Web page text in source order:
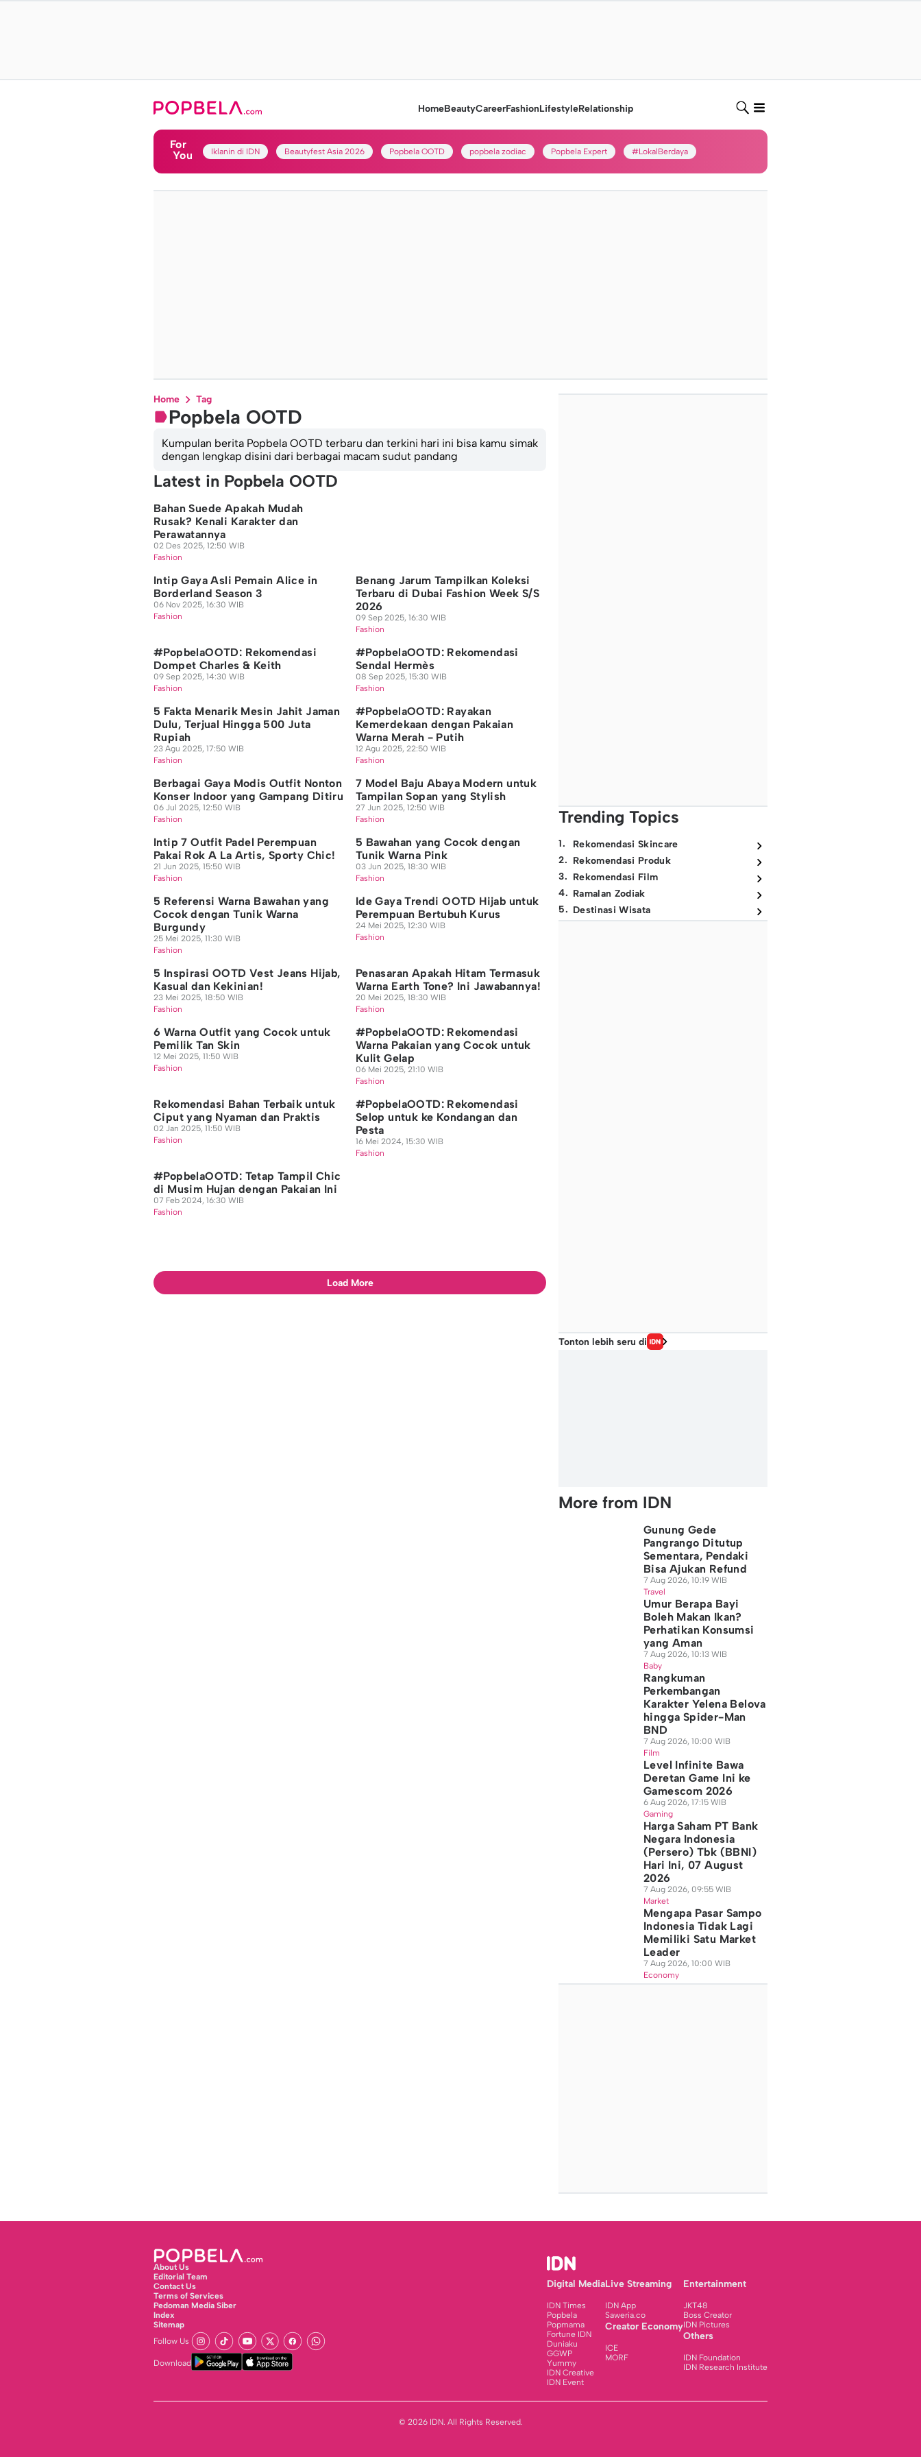
HomeBeautyCareerFashionLifestyleRelationship
For
You
Iklanin di IDN Beautyfest Asia 2026 Popbela OOTD popbela zodiac Popbela Expert #LokalBerdaya
Home Tag
Popbela OOTD
Kumpulan berita Popbela OOTD terbaru dan terkini hari ini bisa kamu simak
dengan lengkap disini dari berbagai macam sudut pandang
Latest in Popbela OOTD
Bahan Suede Apakah Mudah
Rusak? Kenali Karakter dan
Perawatannya
02 Des 2025, 12:50 WIB
Fashion
Intip Gaya Asli Pemain Alice in
Borderland Season 3
06 Nov 2025, 16:30 WIB
Fashion
Benang Jarum Tampilkan Koleksi
Terbaru di Dubai Fashion Week S/S
2026
09 Sep 2025, 16:30 WIB
Fashion
#PopbelaOOTD: Rekomendasi
Dompet Charles & Keith
09 Sep 2025, 14:30 WIB
Fashion
#PopbelaOOTD: Rekomendasi
Sendal Hermès
08 Sep 2025, 15:30 WIB
Fashion
5 Fakta Menarik Mesin Jahit Jaman
Dulu, Terjual Hingga 500 Juta
Rupiah
23 Agu 2025, 17:50 WIB
Fashion
#PopbelaOOTD: Rayakan
Kemerdekaan dengan Pakaian
Warna Merah - Putih
12 Agu 2025, 22:50 WIB
Fashion
Berbagai Gaya Modis Outfit Nonton
Konser Indoor yang Gampang Ditiru
06 Jul 2025, 12:50 WIB
Fashion
7 Model Baju Abaya Modern untuk
Tampilan Sopan yang Stylish
27 Jun 2025, 12:50 WIB
Fashion
Intip 7 Outfit Padel Perempuan
Pakai Rok A La Artis, Sporty Chic!
21 Jun 2025, 15:50 WIB
Fashion
5 Bawahan yang Cocok dengan
Tunik Warna Pink
03 Jun 2025, 18:30 WIB
Fashion
5 Referensi Warna Bawahan yang
Cocok dengan Tunik Warna
Burgundy
25 Mei 2025, 11:30 WIB
Fashion
Ide Gaya Trendi OOTD Hijab untuk
Perempuan Bertubuh Kurus
24 Mei 2025, 12:30 WIB
Fashion
5 Inspirasi OOTD Vest Jeans Hijab,
Kasual dan Kekinian!
23 Mei 2025, 18:50 WIB
Fashion
Penasaran Apakah Hitam Termasuk
Warna Earth Tone? Ini Jawabannya!
20 Mei 2025, 18:30 WIB
Fashion
6 Warna Outfit yang Cocok untuk
Pemilik Tan Skin
12 Mei 2025, 11:50 WIB
Fashion
#PopbelaOOTD: Rekomendasi
Warna Pakaian yang Cocok untuk
Kulit Gelap
06 Mei 2025, 21:10 WIB
Fashion
Rekomendasi Bahan Terbaik untuk
Ciput yang Nyaman dan Praktis
02 Jan 2025, 11:50 WIB
Fashion
#PopbelaOOTD: Rekomendasi
Selop untuk ke Kondangan dan
Pesta
16 Mei 2024, 15:30 WIB
Fashion
#PopbelaOOTD: Tetap Tampil Chic
di Musim Hujan dengan Pakaian Ini
07 Feb 2024, 16:30 WIB
Fashion
Load More
Trending Topics
1.
Rekomendasi Skincare
2. Rekomendasi Produk
3. Rekomendasi Film
4. Ramalan Zodiak
5. Destinasi Wisata
Tonton lebih seru di
More from IDN
Gunung Gede
Pangrango Ditutup
Sementara, Pendaki
Bisa Ajukan Refund
7 Aug 2026, 10:19 WIB
Travel
Umur Berapa Bayi
Boleh Makan Ikan?
Perhatikan Konsumsi
yang Aman
7 Aug 2026, 10:13 WIB
Baby
Rangkuman
Perkembangan
Karakter Yelena Belova
hingga Spider-Man
BND
7 Aug 2026, 10:00 WIB
Film
Level Infinite Bawa
Deretan Game Ini ke
Gamescom 2026
6 Aug 2026, 17:15 WIB
Gaming
Harga Saham PT Bank
Negara Indonesia
(Persero) Tbk (BBNI)
Hari Ini, 07 August
2026
7 Aug 2026, 09:55 WIB
Market
Mengapa Pasar Sampo
Indonesia Tidak Lagi
Memiliki Satu Market
Leader
7 Aug 2026, 10:00 WIB
Economy
About Us
Editorial Team
Contact Us
Terms of Services
Pedoman Media Siber
Index
Sitemap
Follow Us
Download
Digital Media
IDN Times
Popbela
Popmama
Fortune IDN
Duniaku
GGWP
Yummy
IDN Creative
IDN Event
Live Streaming
IDN App
Saweria.co
Creator Economy
ICE
MORF
Entertainment
JKT48
Boss Creator
IDN Pictures
Others
IDN Foundation
IDN Research Institute
© 2026 IDN. All Rights Reserved.